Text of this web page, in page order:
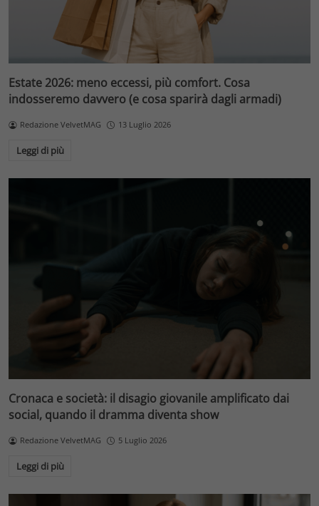
Estate 2026: meno eccessi, più comfort. Cosa
indosseremo davvero (e cosa sparirà dagli armadi)
Redazione VelvetMAG 13 Luglio 2026
Leggi di più
Cronaca e società: il disagio giovanile amplificato dai
social, quando il dramma diventa show
Redazione VelvetMAG 5 Luglio 2026
Leggi di più